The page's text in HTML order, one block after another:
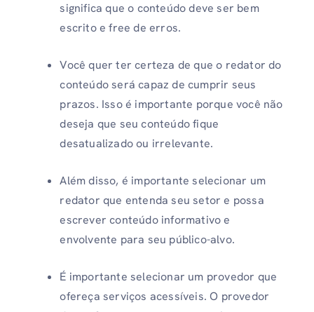
significa que o conteúdo deve ser bem
escrito e free de erros.
Você quer ter certeza de que o redator do
conteúdo será capaz de cumprir seus
prazos. Isso é importante porque você não
deseja que seu conteúdo fique
desatualizado ou irrelevante.
Além disso, é importante selecionar um
redator que entenda seu setor e possa
escrever conteúdo informativo e
envolvente para seu público-alvo.
É importante selecionar um provedor que
ofereça serviços acessíveis. O provedor